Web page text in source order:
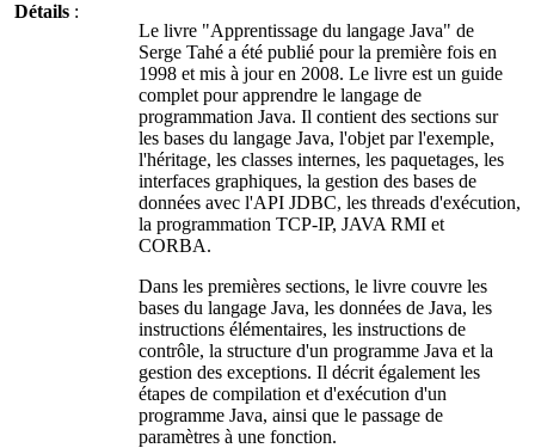
Détails :
Le livre "Apprentissage du langage Java" de
Serge Tahé a été publié pour la première fois en
1998 et mis à jour en 2008. Le livre est un guide
complet pour apprendre le langage de
programmation Java. Il contient des sections sur
les bases du langage Java, l'objet par l'exemple,
l'héritage, les classes internes, les paquetages, les
interfaces graphiques, la gestion des bases de
données avec l'API JDBC, les threads d'exécution,
la programmation TCP-IP, JAVA RMI et
CORBA.
Dans les premières sections, le livre couvre les
bases du langage Java, les données de Java, les
instructions élémentaires, les instructions de
contrôle, la structure d'un programme Java et la
gestion des exceptions. Il décrit également les
étapes de compilation et d'exécution d'un
programme Java, ainsi que le passage de
paramètres à une fonction.